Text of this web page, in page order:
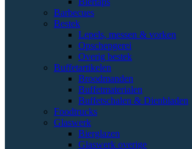
Barbecues
Bestek
Lepels, messen & vorken
Opschepgerei
Overig bestek
Buffetartikelen
Broodmanden
Buffetmaterialen
Buffetschalen & Dienbladen
Foodtrucks
Glaswerk
Bierglazen
Glaswerk overige